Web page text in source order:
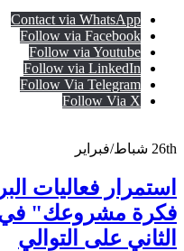
Contact via WhatsApp
Follow via Facebook
Follow via Youtube
Follow via LinkedIn
Follow Via Telegram
Follow Via X
26th شباط/فبراير
استمرار فعاليات
فكرة مشروعك" في
الثاني على التوالي